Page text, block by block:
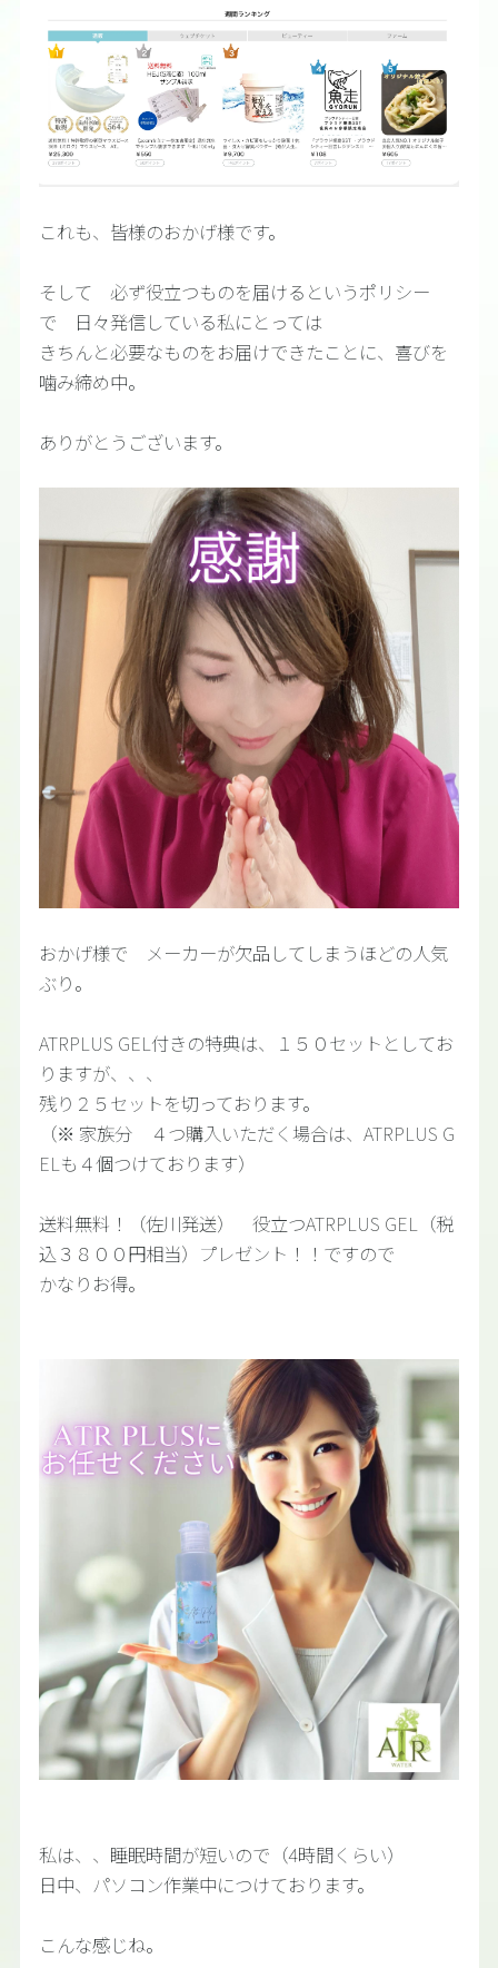
これも、皆様のおかげ様です。
そして 必ず役立つものを届けるというポリシー
で 日々発信している私にとっては
きちんと必要なものをお届けできたことに、喜びを
噛み締め中。
ありがとうございます。
おかげ様で メーカーが欠品してしまうほどの人気
ぶり。
ATRPLUS GEL付きの特典は、１５０セットとしてお
りますが、、、
残り２５セットを切っております。
（※ 家族分 ４つ購入いただく場合は、ATRPLUS G
ELも４個つけております）
送料無料！（佐川発送） 役立つATRPLUS GEL（税
込３８００円相当）プレゼント！！ですので
かなりお得。
私は、、睡眠時間が短いので（4時間くらい）
日中、パソコン作業中につけております。
こんな感じね。